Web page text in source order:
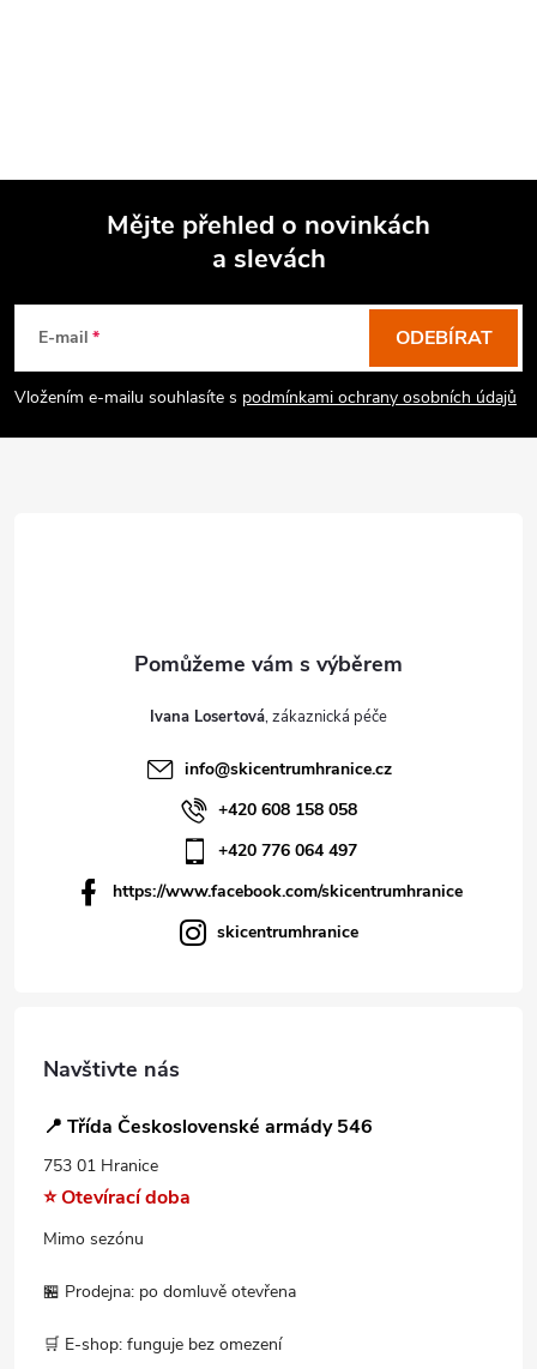
Mějte přehled o novinkách
a slevách
E-mail
Vložením e-mailu souhlasíte s podmínkami ochrany osobních údajů
ODEBÍRAT
Ivana Losertová
info@skicentrumhranice.cz
+420 608 158 058
+420 776 064 497
https://www.facebook.com/skicentrumhranice
skicentrumhranice
Navštivte nás
📍 Třída Československé armády 546
753 01 Hranice
⭐ Otevírací doba
Mimo sezónu
🏪 Prodejna: po domluvě otevřena
🛒 E-shop: funguje bez omezení